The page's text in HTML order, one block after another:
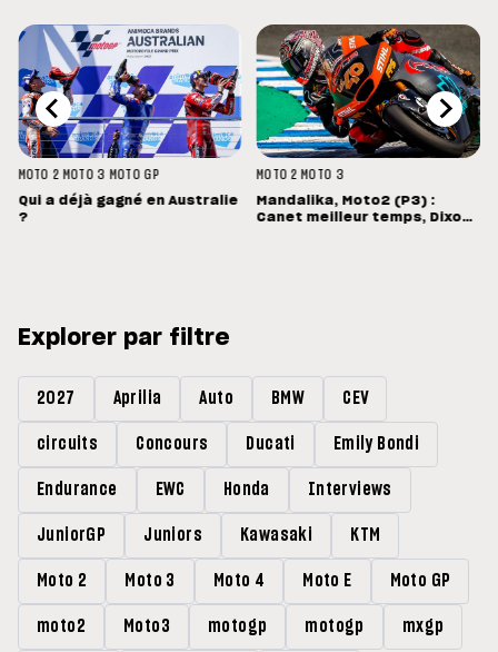
MOTO 2 MOTO 3 MOTO GP
Qui a déjà gagné en Australie
?
MOTO 2 MOTO 3
Mandalika, Moto2 (P3) :
Canet meilleur temps, Dixon
Explorer par filtre
2027 Aprilia Auto BMW CEV
circuits Concours Ducati Emily Bondi
Endurance EWC Honda Interviews
JuniorGP Juniors Kawasaki KTM
Moto 2 Moto 3 Moto 4 Moto E Moto GP
moto2 Moto3 motogp motogp mxgp